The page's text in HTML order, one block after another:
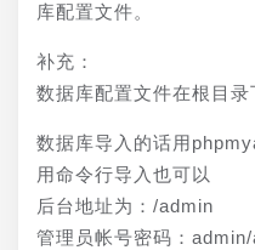
库配置文件。
补充：
数据库配置文件在根目
数据库导入的话用
用命令行导入也可以
后台地址为：/admin
管理员帐号密码：